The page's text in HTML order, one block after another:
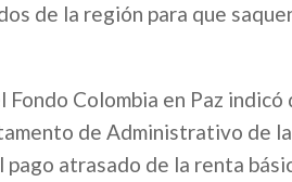
de la región para que
Colombia en Paz indicó
de Administrativo de
atrasado de la renta